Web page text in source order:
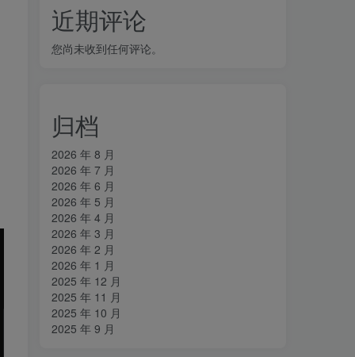
近期评论
您尚未收到任何评论。
归档
2026 年 8 月
2026 年 7 月
2026 年 6 月
2026 年 5 月
2026 年 4 月
2026 年 3 月
2026 年 2 月
2026 年 1 月
2025 年 12 月
2025 年 11 月
2025 年 10 月
2025 年 9 月